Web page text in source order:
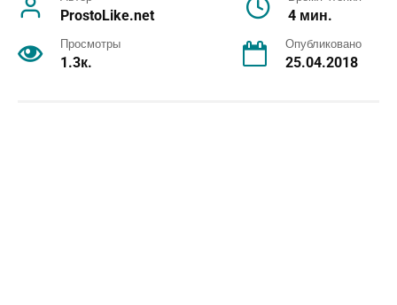
ProstoLike.net 4 мин.
Просмотры
1.3к.
Опубликовано
25.04.2018